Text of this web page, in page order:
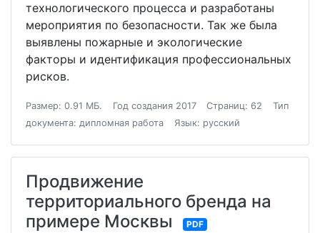
технологического процесса и разработаны
мероприятия по безопасности. Так же была
выявлены пожарные и экологические
факторы и идентификация профессиональных
рисков.
Размер: 0.91 МБ. Год создания 2017 Страниц: 62
Тип
документа: дипломная работа
Язык: русский
Продвижение
территориального бренда на
примере Москвы
PDF